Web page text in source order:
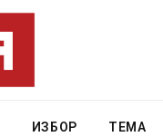
ИЗБОР ТЕМА